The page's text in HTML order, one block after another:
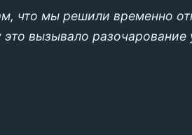
что мы решили временно
это вызывало разочарование